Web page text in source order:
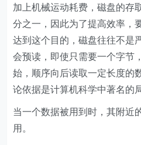
加上机械运动耗费，磁盘的存
分之一，因此为了提高效率，
达到这个目的，磁盘往往不是
会预读，即使只需要一个字节
始，顺序向后读取一定长度的
论依据是计算机科学中著名的
当一个数据被用到时，其附近
用。